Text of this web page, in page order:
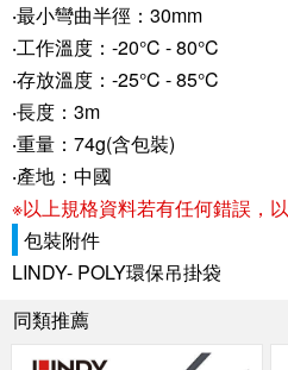
‧最小彎曲半徑：30mm
‧工作溫度：-20°C - 80°C
‧存放溫度：-25°C - 85°C
‧長度：3m
‧重量：74g(含包裝)
‧產地：中國
※以上規格資料若有任何錯誤，
包裝附件
LINDY- POLY環保吊掛袋
同類推薦